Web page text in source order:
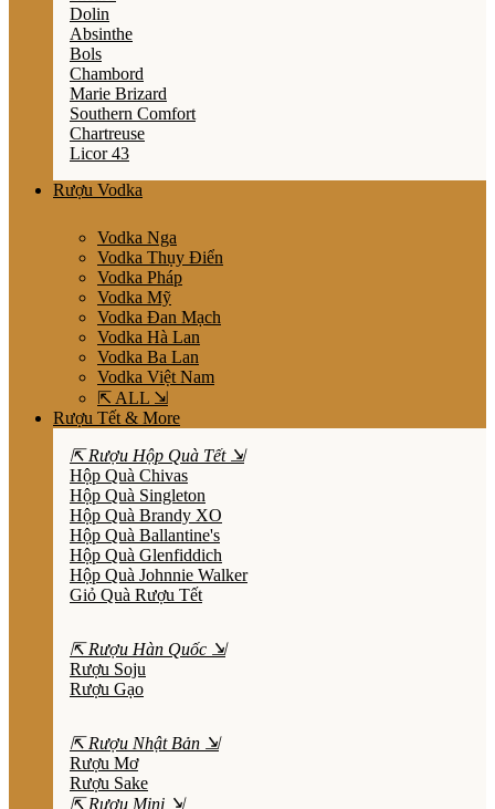
Dolin
Absinthe
Bols
Chambord
Marie Brizard
Southern Comfort
Chartreuse
Licor 43
Rượu Vodka
Vodka Nga
Vodka Thụy Điển
Vodka Pháp
Vodka Mỹ
Vodka Đan Mạch
Vodka Hà Lan
Vodka Ba Lan
Vodka Việt Nam
⇱ ALL ⇲
Rượu Tết & More
⇱ Rượu Hộp Quà Tết ⇲
Hộp Quà Chivas
Hộp Quà Singleton
Hộp Quà Brandy XO
Hộp Quà Ballantine's
Hộp Quà Glenfiddich
Hộp Quà Johnnie Walker
Giỏ Quà Rượu Tết
⇱ Rượu Hàn Quốc ⇲
Rượu Soju
Rượu Gạo
⇱ Rượu Nhật Bản ⇲
Rượu Mơ
Rượu Sake
⇱ Rượu Mini ⇲